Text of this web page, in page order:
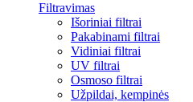
Filtravimas
Išoriniai filtrai
Pakabinami filtrai
Vidiniai filtrai
UV filtrai
Osmoso filtrai
Užpildai, kempinės